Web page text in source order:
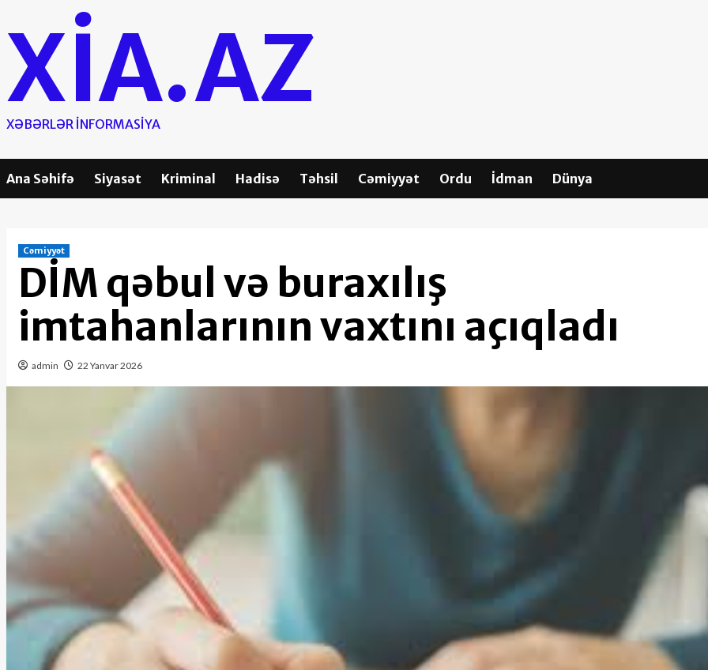
content
XIA.AZ
XƏBƏRLƏR INFORMASIYA
Ana Səhifə Siyasət Kriminal Hadisə Təhsil Cəmiyyət Ordu İdman Dünya
Cəmiyyət
DİM qəbul və buraxılış
imtahanlarının vaxtını açıqladı
admin 22 Yanvar 2026